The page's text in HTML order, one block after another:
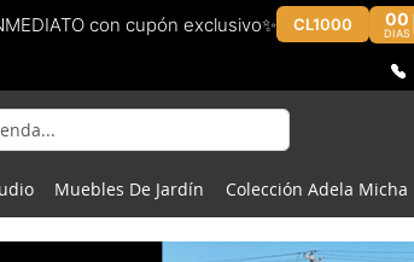
con cupón exclusivo✨ CL1000 00
DIAS
Muebles De Jardín Colección Adela Micha